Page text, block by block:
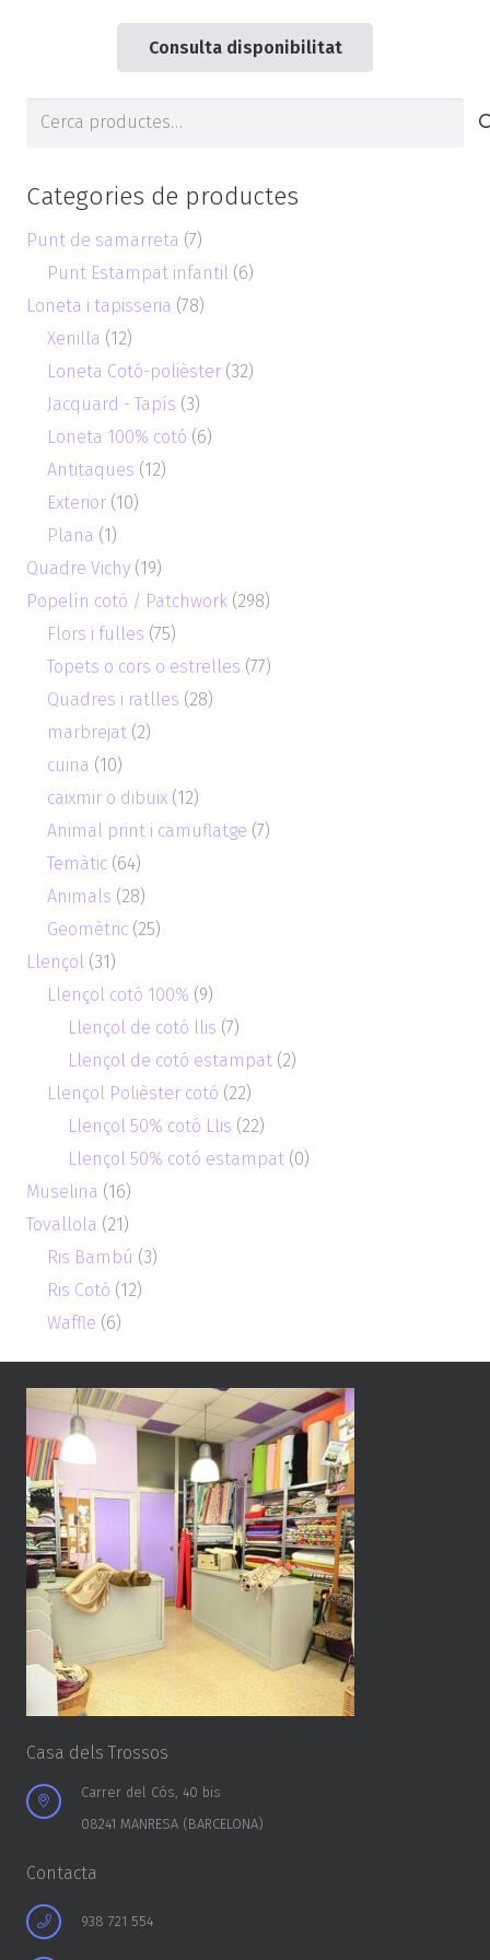
Consulta disponibilitat
Cerca
Categories de productes
Punt de samarreta (7)
Punt Estampat infantil (6)
Loneta i tapisseria (78)
Xenilla (12)
Loneta Cotó-polièster (32)
Jacquard - Tapís (3)
Loneta 100% cotó (6)
Antitaques (12)
Exterior (10)
Plana (1)
Quadre Vichy (19)
Popelín cotó / Patchwork (298)
Flors i fulles (75)
Topets o cors o estrelles (77)
Quadres i ratlles (28)
marbrejat (2)
cuina (10)
caixmir o dibuix (12)
Animal print i camuflatge (7)
Temàtic (64)
Animals (28)
Geomètric (25)
Llençol (31)
Llençol cotó 100% (9)
Llençol de cotó llis (7)
Llençol de cotó estampat (2)
Llençol Polièster cotó (22)
Llençol 50% cotó Llis (22)
Llençol 50% cotó estampat (0)
Muselina (16)
Tovallola (21)
Ris Bambú (3)
Ris Cotó (12)
Waffle (6)
Casa dels Trossos
Carrer del Cós, 40 bis
08241 MANRESA (BARCELONA)
Contacta
938 721 554